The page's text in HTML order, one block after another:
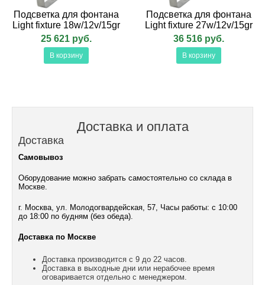
Подсветка для фонтана
Light fixture 18w/12v/15gr
25 621 руб.
В корзину
Подсветка для фонтана
Light fixture 27w/12v/15gr
36 516 руб.
В корзину
Доставка и оплата
Доставка
Самовывоз
Оборудование можно забрать самостоятельно со склада в
Москве.
г. Москва, ул. Молодогвардейская, 57, Часы работы: с 10:00
до 18:00 по будням (без обеда).
Доставка по Москве
Доставка производится с 9 до 22 часов.
Доставка в выходные дни или нерабочее время
оговаривается отдельно с менеджером.